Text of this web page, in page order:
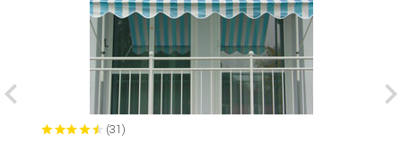
(31)